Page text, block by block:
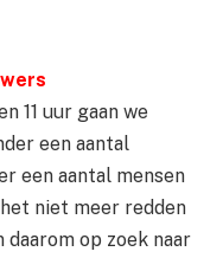
11 uur gaan we
een aantal
een aantal mensen
niet meer redden
daarom op zoek naar